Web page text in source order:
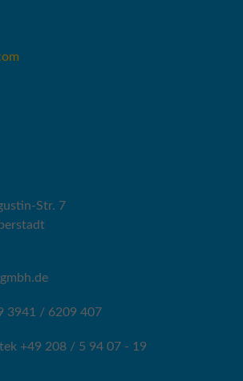
Str. 7
3941 / 6209 407
+49 208 / 5 94 07 - 19